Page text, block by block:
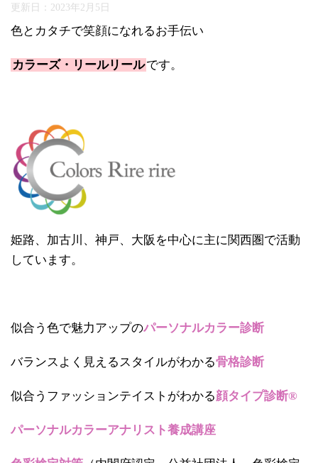
更新日： 2023年2月5日
色とカタチで笑顔になれるお手伝い
カラーズ・リールリールです。
姫路、加古川、神戸、大阪を中心に主に関西圏で活動
しています。
似合う色で魅力アップのパーソナルカラー診断
バランスよく見えるスタイルがわかる骨格診断
似合うファッションテイストがわかる顔タイプ診断®
パーソナルカラーアナリスト養成講座